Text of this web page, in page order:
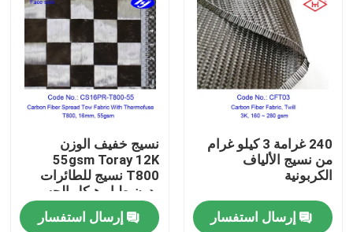
منزل
240 غرامة 3 كيلو غرام
من نسيج الألياف
الكربونية
إرسال استفسار
نسيج خفيف الوزن
55gsm Toray 12K
T800 نسيج للطائرات
بدون طيار هيكل الجسم
سمك 0.07mm المواد
الخام خيط الكربون
إرسال استفسار